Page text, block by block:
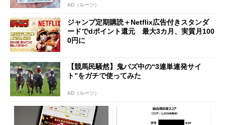
AD（ルーツ）
ジャンプ定期購読＋Netflix広告付きスタンダ
ードでdポイント還元 最大3カ月、実質月100
0円に
【競馬民騒然】鬼バズ中の“3連単連発サイ
ト”をガチで使ってみた
AD（ルーツ）